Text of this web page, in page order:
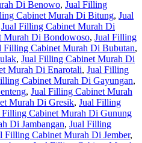
Di Benowo, Jual Filling
Cabinet Murah Di Bitung, Jual
Jual Filling Cabinet Murah Di
Murah Di Bondowoso, Jual Filling
Filling Cabinet Murah Di Bubutan,
, Jual Filling Cabinet Murah Di
Murah Di Enarotali, Jual Filling
Cabinet Murah Di Gayungan,
, Jual Filling Cabinet Murah
Murah Di Gresik, Jual Filling
Filling Cabinet Murah Di Gunung
Di Jambangan, Jual Filling
Filling Cabinet Murah Di Jember,